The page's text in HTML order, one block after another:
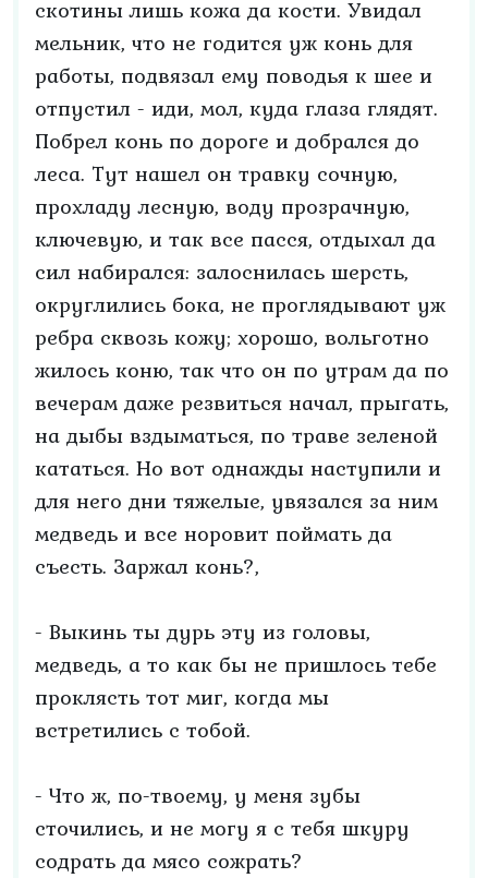
скотины лишь кожа да кости. Увидал
мельник, что не годится уж конь для
работы, подвязал ему поводья к шее и
отпустил - иди, мол, куда глаза глядят.
Побрел конь по дороге и добрался до
леса. Тут нашел он травку сочную,
прохладу лесную, воду прозрачную,
ключевую, и так все пасся, отдыхал да
сил набирался: залоснилась шерсть,
округлились бока, не проглядывают уж
ребра сквозь кожу; хорошо, вольготно
жилось коню, так что он по утрам да по
вечерам даже резвиться начал, прыгать,
на дыбы вздыматься, по траве зеленой
кататься. Но вот однажды наступили и
для него дни тяжелые, увязался за ним
медведь и все норовит поймать да
съесть. Заржал конь?,
- Выкинь ты дурь эту из головы,
медведь, а то как бы не пришлось тебе
проклясть тот миг, когда мы
встретились с тобой.
- Что ж, по-твоему, у меня зубы
сточились, и не могу я с тебя шкуру
содрать да мясо сожрать?